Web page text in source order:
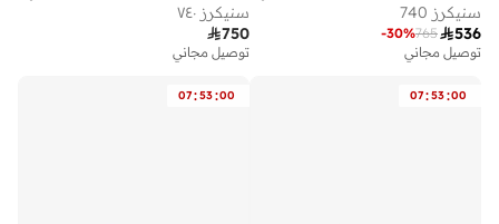
سنيكرز 740
536
765
-30%
توصيل مجاني
سنيكرز ٧٤٠
750
توصيل مجاني
07:53:00
07:53:00